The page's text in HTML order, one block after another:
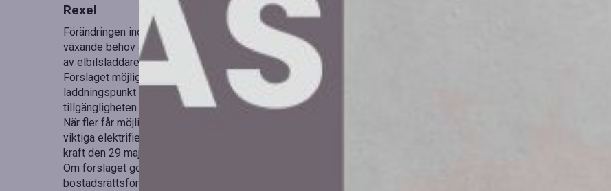
Rexel
Förändringen inom transportsektorn går snabbt, och fler människor väljer elbilar. Detta medför ett
växande behov av laddningsmöjligheter där folk bor. Ett nytt lagförslag kan underlätta installationen
av elbilsladdare i flerbostadshus avsevärt.
Förslaget möjliggör för hyres- och bostadsrättsinnehavare att begära installation av en
laddningspunkt vid deras parkeringsplats, förutsatt att den ligger nära bostaden. Målet är att öka
tillgängligheten för elbilsladdning, oavsett boendeform.
När fler får möjlighet att ladda hemma kan tröskeln för att skaffa elbil sänkas, vilket främjar den
viktiga elektrifieringen av transportsektorn. Lagförslaget, baserat på ett EU-direktiv, föreslås träda i
kraft den 29 maj, och skulle utgöra ett betydande framsteg för laddinfrastruktur.
Om förslaget godkänns kan det leda till ökad efterfrågan på laddlösningar. Fastighetsägare,
bostadsrättsföreningar och installatörer står inför nya möjligheter och utmaningar. Hur planeras en